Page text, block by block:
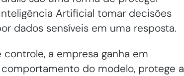
Artificial tomar decisões
dados sensíveis em uma resposta.
a empresa ganha em
do modelo, protege a